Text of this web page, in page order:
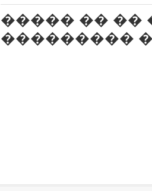
����� �� ��
���������